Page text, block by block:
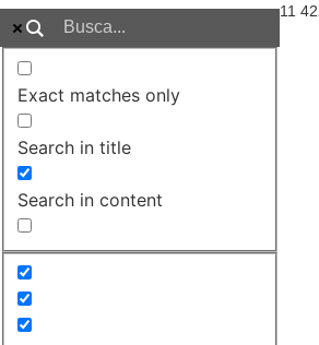
Exact matches only
Search in title
Search in content
11